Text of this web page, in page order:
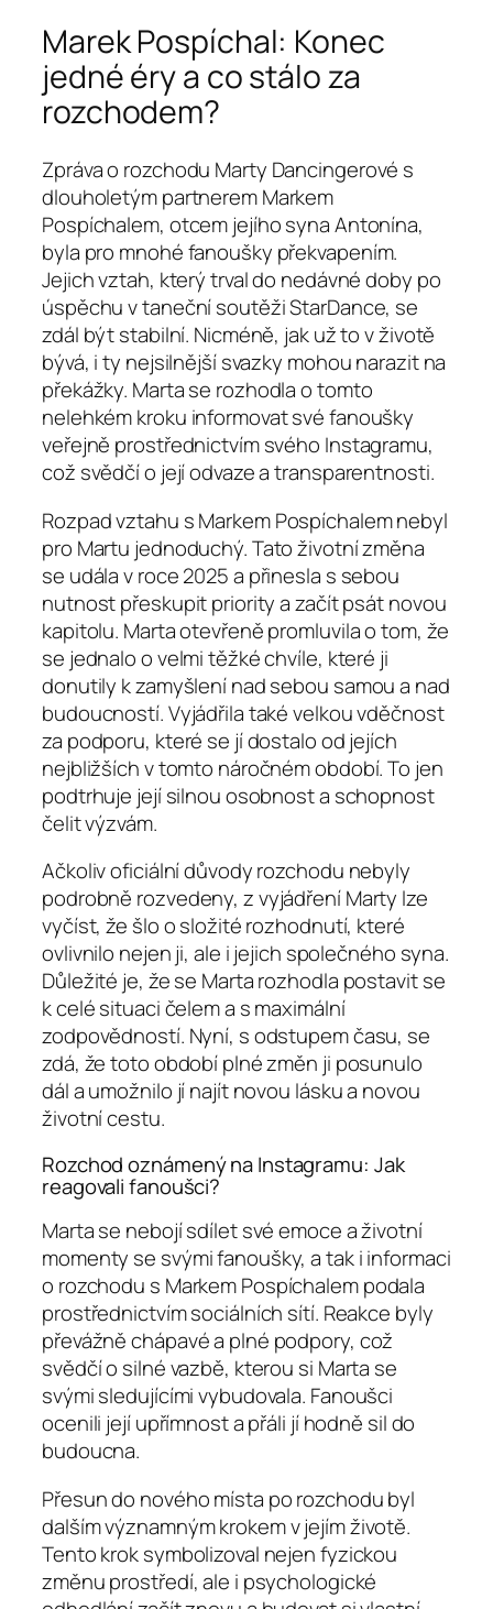
Marek Pospíchal: Konec
jedné éry a co stálo za
rozchodem?
Zpráva o rozchodu Marty Dancingerové s
dlouholetým partnerem Markem
Pospíchalem, otcem jejího syna Antonína,
byla pro mnohé fanoušky překvapením.
Jejich vztah, který trval do nedávné doby po
úspěchu v taneční soutěži StarDance, se
zdál být stabilní. Nicméně, jak už to v životě
bývá, i ty nejsilnější svazky mohou narazit na
překážky. Marta se rozhodla o tomto
nelehkém kroku informovat své fanoušky
veřejně prostřednictvím svého Instagramu,
což svědčí o její odvaze a transparentnosti.
Rozpad vztahu s Markem Pospíchalem nebyl
pro Martu jednoduchý. Tato životní změna
se udála v roce 2025 a přinesla s sebou
nutnost přeskupit priority a začít psát novou
kapitolu. Marta otevřeně promluvila o tom, že
se jednalo o velmi těžké chvíle, které ji
donutily k zamyšlení nad sebou samou a nad
budoucností. Vyjádřila také velkou vděčnost
za podporu, které se jí dostalo od jejích
nejbližších v tomto náročném období. To jen
podtrhuje její silnou osobnost a schopnost
čelit výzvám.
Ačkoliv oficiální důvody rozchodu nebyly
podrobně rozvedeny, z vyjádření Marty lze
vyčíst, že šlo o složité rozhodnutí, které
ovlivnilo nejen ji, ale i jejich společného syna.
Důležité je, že se Marta rozhodla postavit se
k celé situaci čelem a s maximální
zodpovědností. Nyní, s odstupem času, se
zdá, že toto období plné změn ji posunulo
dál a umožnilo jí najít novou lásku a novou
životní cestu.
Rozchod oznámený na Instagramu: Jak
reagovali fanoušci?
Marta se nebojí sdílet své emoce a životní
momenty se svými fanoušky, a tak i informaci
o rozchodu s Markem Pospíchalem podala
prostřednictvím sociálních sítí. Reakce byly
převážně chápavé a plné podpory, což
svědčí o silné vazbě, kterou si Marta se
svými sledujícími vybudovala. Fanoušci
ocenili její upřímnost a přáli jí hodně sil do
budoucna.
Přesun do nového místa po rozchodu byl
dalším významným krokem v jejím životě.
Tento krok symbolizoval nejen fyzickou
změnu prostředí, ale i psychologické